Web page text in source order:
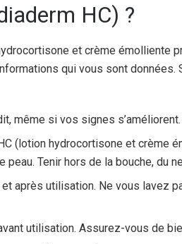
HC) ?
et crème émolliente
qui vous sont données.
même si vos signes s’améliorent.
(lotion hydrocortisone et crème
Tenir hors de la bouche, du
après utilisation. Ne vous lavez
utilisation. Assurez-vous de